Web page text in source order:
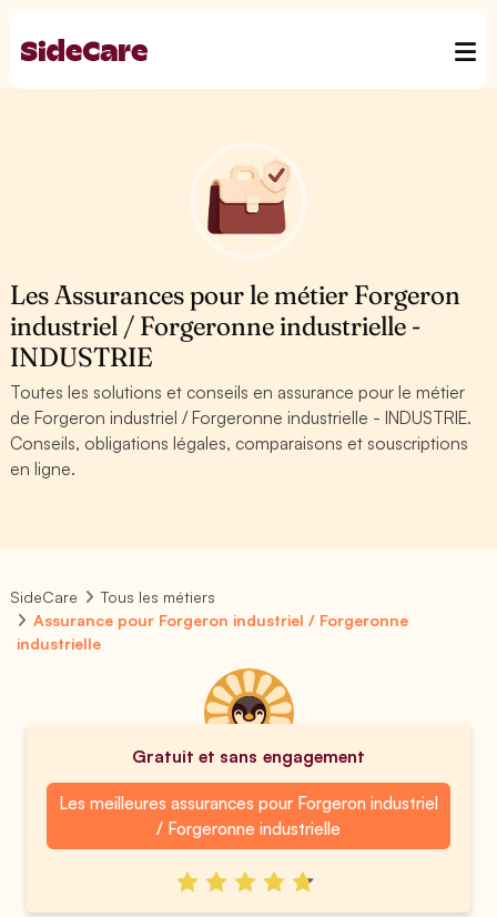
Les Assurances pour le métier Forgeron
industriel / Forgeronne industrielle -
INDUSTRIE
Toutes les solutions et conseils en assurance pour le métier
de Forgeron industriel / Forgeronne industrielle - INDUSTRIE.
Conseils, obligations légales, comparaisons et souscriptions
en ligne.
SideCare
Tous les métiers
Assurance pour Forgeron industriel / Forgeronne
industrielle
Gratuit et sans engagement
Les meilleures assurances pour Forgeron industriel
/ Forgeronne industrielle